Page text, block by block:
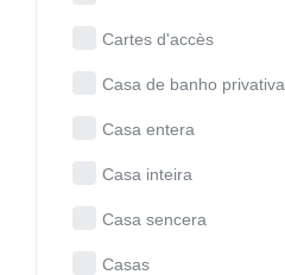
Cartes d'accès
Casa de banho privativa
Casa entera
Casa inteira
Casa sencera
Casas